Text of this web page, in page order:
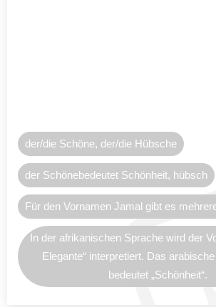
der/die Schöne, der/die Hübsche
der Schönebedeutet Schönheit, hübsch
Für den Vornamen Jamal gibt es
In der afrikanischen Sprache wird der
Elegante“ interpretiert. Das
bedeutet „Schönheit“.